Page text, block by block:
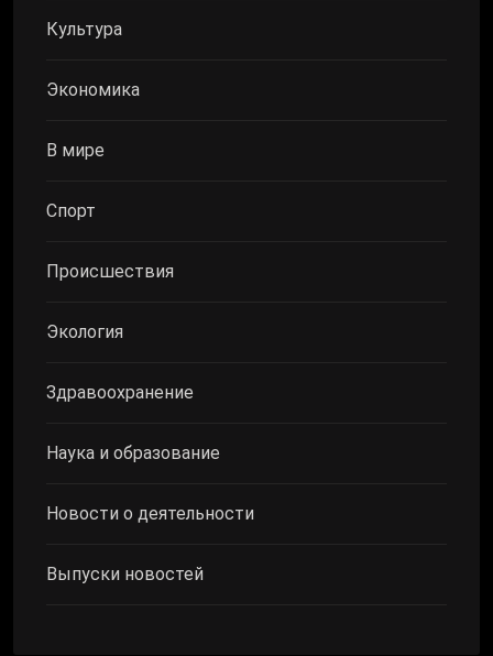
Культура
Экономика
В мире
Спорт
Происшествия
Экология
Здравоохранение
Наука и образование
Новости о деятельности
Выпуски новостей